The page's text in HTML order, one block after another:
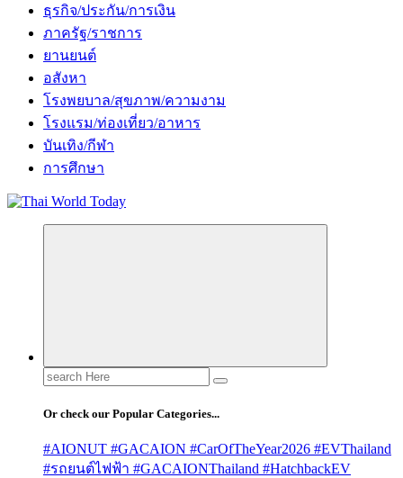
ธุรกิจ/ประกัน/การเงิน
ภาครัฐ/ราชการ
ยานยนต์
อสังหา
โรงพยบาล/สุขภาพ/ความงาม
โรงแรม/ท่องเที่ยว/อาหาร
บันเทิง/กีฬา
การศึกษา
Search
for:
Or check our Popular Categories...
#AIONUT #GACAION #CarOfTheYear2026 #EVThailand
#รถยนต์ไฟฟ้า #GACAIONThailand #HatchbackEV